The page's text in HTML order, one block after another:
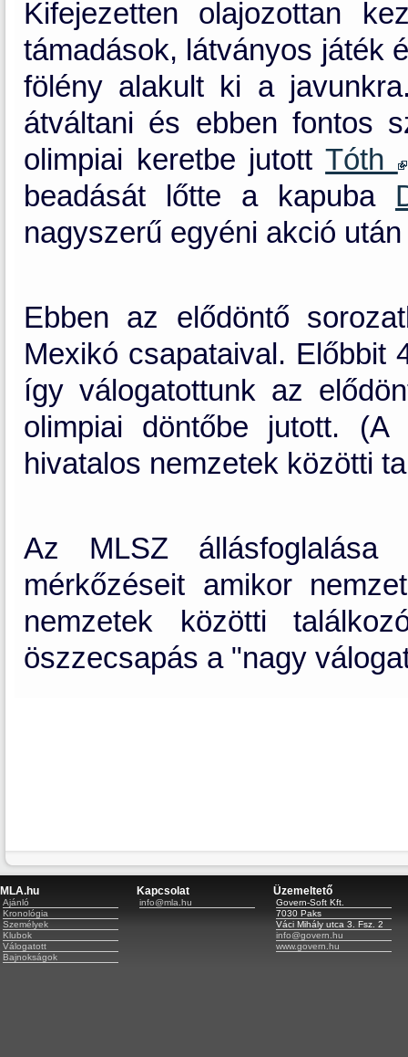
Kifejezetten olajozottan
támadások, látványos játék
fölény alakult ki a
átváltani és ebben fontos
olimpiai keretbe jutottTóth
beadását lőtte a kapuba
nagyszerű egyéni akció
Ebben az elődöntő
Mexikó csapataival. Előbbit
így válogatottunk az
olimpiai döntőbe jutott.
hivatalos nemzetek közötti
Az MLSZ
mérkőzéseit amikor
nemzetek közötti
öszzecsapás a "nagy
MLA.hu
Ajánló
Kronológia
Személyek
Klubok
Válogatott
Bajnokságok
Kapcsolat
info@mla.hu
Üzemeltető
Govern-Soft Kft.
7030 Paks
Váci Mihály utca 3. Fsz. 2
info@govern.hu
www.govern.hu